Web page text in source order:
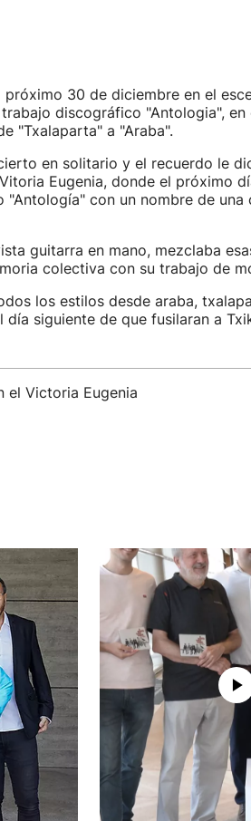
30 de diciembre en el
discográfico "Antologia", en
"Txalaparta" a "Araba".
en solitario y el recuerdo le
Eugenia, donde el próximo
con un nombre de una
guitarra en mano, mezclaba
colectiva con su trabajo de
los estilos desde araba,
siguiente de que fusilaran a
el Victoria Eugenia